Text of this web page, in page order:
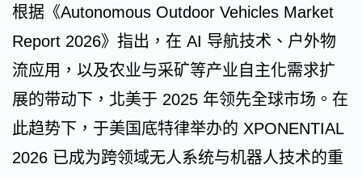
根据《Autonomous Outdoor Vehicles Market
Report 2026》指出，在 AI 导航技术、户外物
流应用，以及农业与采矿等产业自主化需求扩
展的带动下，北美于 2025 年领先全球市场。在
此趋势下，于美国底特律举办的 XPONENTIAL
2026 已成为跨领域无人系统与机器人技术的重